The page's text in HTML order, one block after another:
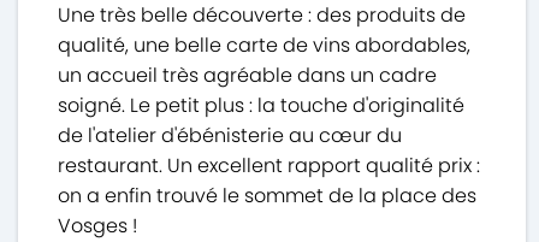
Une très belle découverte : des produits de
qualité, une belle carte de vins abordables,
un accueil très agréable dans un cadre
soigné. Le petit plus : la touche d'originalité
de l'atelier d'ébénisterie au cœur du
restaurant. Un excellent rapport qualité prix :
on a enfin trouvé le sommet de la place des
Vosges !